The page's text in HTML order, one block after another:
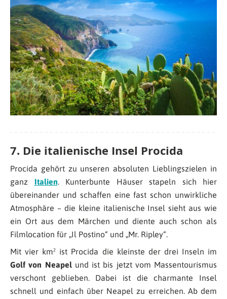
7. Die italienische Insel Procida
Procida gehört zu unseren absoluten Lieblingszielen in
ganz Italien. Kunterbunte Häuser stapeln sich hier
übereinander und schaffen eine fast schon unwirkliche
Atmosphäre – die kleine italienische Insel sieht aus wie
ein Ort aus dem Märchen und diente auch schon als
Filmlocation für „Il Postino“ und „Mr. Ripley“.
Mit vier km² ist Procida die kleinste der drei Inseln im
Golf von Neapelund ist bis jetzt vom Massentourismus
verschont geblieben. Dabei ist die charmante Insel
schnell und einfach über Neapel zu erreichen. Ab dem